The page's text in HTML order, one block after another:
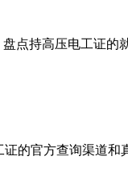
点持高压电工证的
的官方查询渠道和